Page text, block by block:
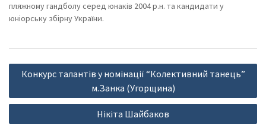
пляжному гандболу серед юнаків 2004 р.н. та кандидати у
юніорську збірну України.
Навігація
записів
Конкурс талантів у номінації “Колективний танець”
м.Занка (Угорщина)
Нікіта Шайбаков